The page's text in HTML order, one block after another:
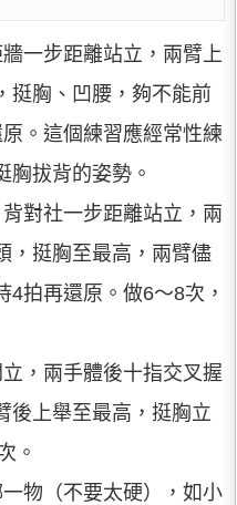
一步距離站立，兩臂上
挺胸、凹腰，夠不能前
。這個練習應經常性練
胸拔背的姿勢。
對社一步距離站立，兩
，挺胸至最高，兩臂儘
拍再還原。做6～8次，
，兩手體後十指交叉握
後上舉至最高，挺胸立
。
物（不要太硬），如小